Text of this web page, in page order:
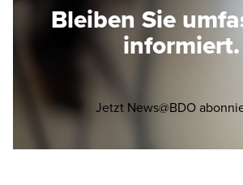
Bleiben Sie
informiert.
Jetzt News@BDO